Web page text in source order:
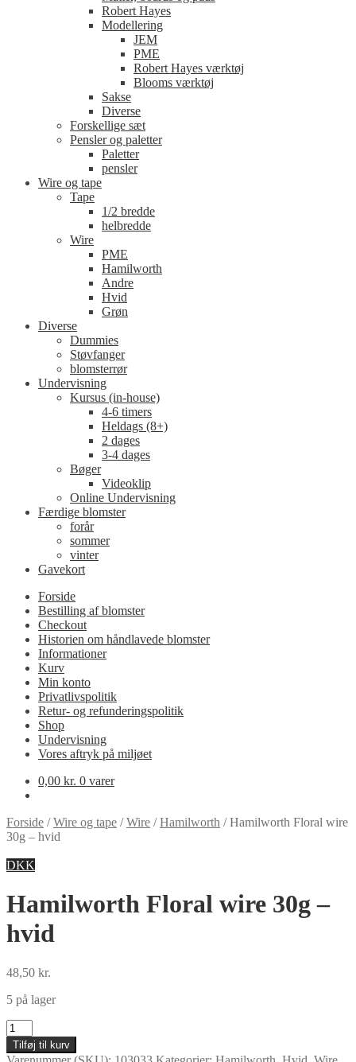
Robert Hayes
Modellering
JEM
PME
Robert Hayes værktøj
Blooms værktøj
Sakse
Diverse
Forskellige sæt
Pensler og paletter
Paletter
pensler
Wire og tape
Tape
1/2 bredde
helbredde
Wire
PME
Hamilworth
Andre
Hvid
Grøn
Diverse
Dummies
Støvfanger
blomsterrør
Undervisning
Kursus (in-house)
4-6 timers
Heldags (8+)
2 dages
3-4 dages
Bøger
Videoklip
Online Undervisning
Færdige blomster
forår
sommer
vinter
Gavekort
Forside
Bestilling af blomster
Checkout
Historien om håndlavede blomster
Informationer
Kurv
Min konto
Privatlivspolitik
Retur- og refunderingspolitik
Shop
Undervisning
Vores aftryk på miljøet
0,00 kr. 0 varer
Forside /Wire og tape /Wire /Hamilworth /Hamilworth Floral wire
30g – hvid
DKK
Hamilworth Floral wire 30g –
hvid
48,50 kr.
5 på lager
Hamilworth
Floral
wire
Tilføj til kurv